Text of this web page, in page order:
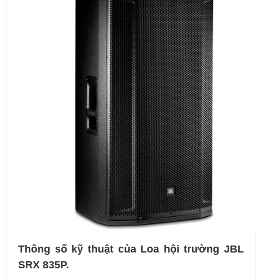
Thông số kỹ thuật của Loa hội trường JBL
SRX 835P.